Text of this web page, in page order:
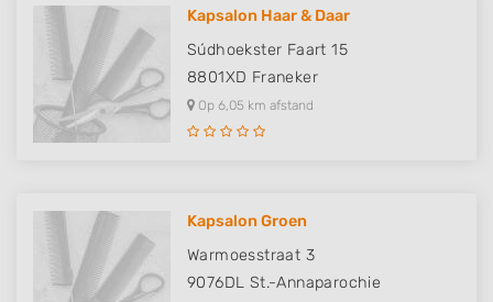
Kapsalon Haar & Daar
Súdhoekster Faart 15
8801XD Franeker
Op 6,05 km afstand
Kapsalon Groen
Warmoesstraat 3
9076DL St.-Annaparochie